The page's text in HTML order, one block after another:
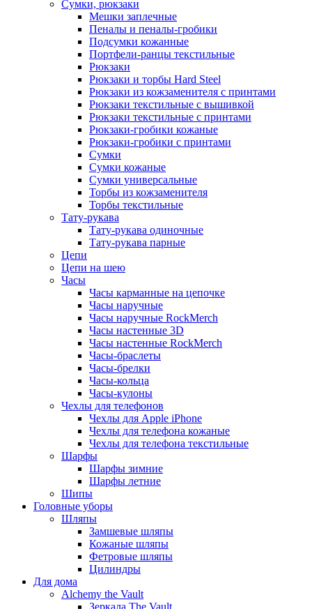
Сумки, рюкзаки
Мешки заплечные
Пеналы и пеналы-гробики
Подсумки кожанные
Портфели-ранцы текстильные
Рюкзаки
Рюкзаки и торбы Hard Steel
Рюкзаки из кожзаменителя с принтами
Рюкзаки текстильные с вышивкой
Рюкзаки текстильные с принтами
Рюкзаки-гробики кожаные
Рюкзаки-гробики с принтами
Сумки
Сумки кожаные
Сумки универсальные
Торбы из кожзаменителя
Торбы текстильные
Тату-рукава
Тату-рукава одиночные
Тату-рукава парные
Цепи
Цепи на шею
Часы
Часы карманные на цепочке
Часы наручные
Часы наручные RockMerch
Часы настенные 3D
Часы настенные RockMerch
Часы-браслеты
Часы-брелки
Часы-кольца
Часы-кулоны
Чехлы для телефонов
Чехлы для Apple iPhone
Чехлы для телефона кожаные
Чехлы для телефона текстильные
Шарфы
Шарфы зимние
Шарфы летние
Шипы
Головные уборы
Шляпы
Замшевые шляпы
Кожаные шляпы
Фетровые шляпы
Цилиндры
Для дома
Alchemy the Vault
Зеркала The Vault